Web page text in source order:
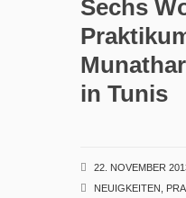
Sechs
in Tunis
22. NOVEMBER
NEUIGKEITEN